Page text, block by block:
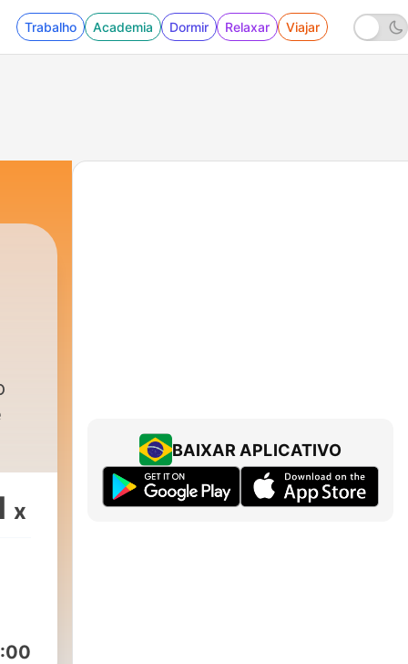
Trabalho Academia Dormir Relaxar Viajar
x
BAIXAR APLICATIVO